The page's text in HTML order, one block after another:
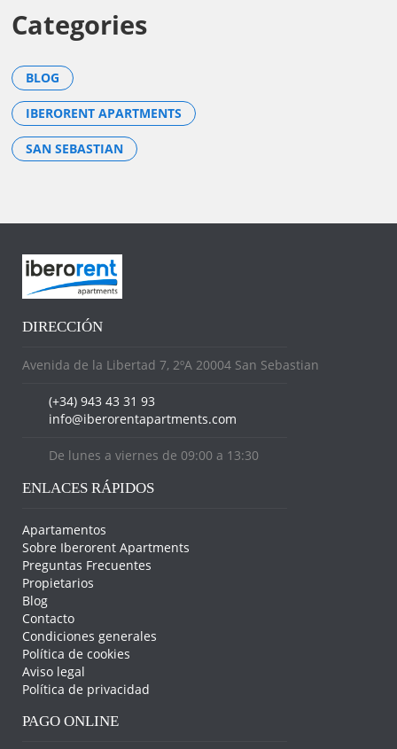
Categories
BLOG
IBERORENT APARTMENTS
SAN SEBASTIAN
DIRECCIÓN
Avenida de la Libertad 7, 2ºA 20004 San Sebastian
(+34) 943 43 31 93
info@iberorentapartments.com
De lunes a viernes de 09:00 a 13:30
ENLACES RÁPIDOS
Apartamentos
Sobre Iberorent Apartments
Preguntas Frecuentes
Propietarios
Blog
Contacto
Condiciones generales
Política de cookies
Aviso legal
Política de privacidad
PAGO ONLINE